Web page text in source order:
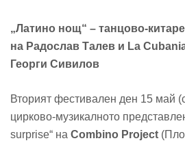
„Латино нощ“ – танцово-
на Радослав Талев и La
Георги Сивилов
Вторият фестивален ден 15 май
цирково-музикалното
surprise“ на Combino Project